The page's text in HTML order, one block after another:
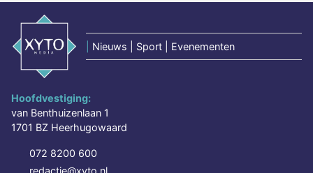
Nieuws | Sport | Evenementen
Hoofdvestiging:
van Benthuizenlaan 1
1701 BZ Heerhugowaard
072 8200 600